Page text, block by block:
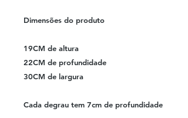
Dimensões do produto
19CM de altura
22CM de profundidade
30CM de largura
Cada degrau tem 7cm de profundidade